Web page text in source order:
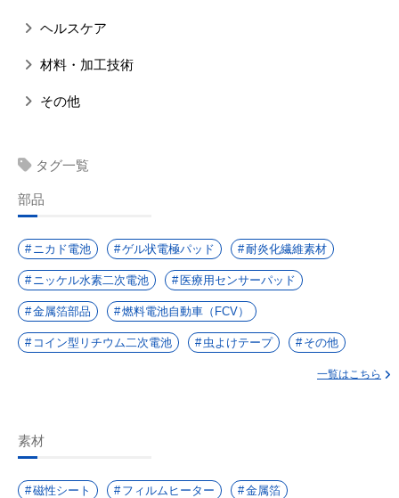
ヘルスケア
材料・加工技術
その他
タグ一覧
部品
ニカド電池 ゲル状電極パッド 耐炎化繊維素材
ニッケル水素二次電池 医療用センサーパッド
金属箔部品 燃料電池自動車（FCV）
コイン型リチウム二次電池 虫よけテープ その他
一覧はこちら
素材
磁性シート フィルムヒーター 金属箔